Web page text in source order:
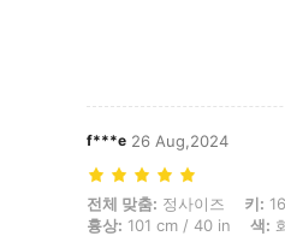
f***e 26 Aug,2024
전체 맞춤: 정사이즈, 키: 164
전체 맞춤: 정사이즈 키:
흉상: 101 cm / 40 in 색: